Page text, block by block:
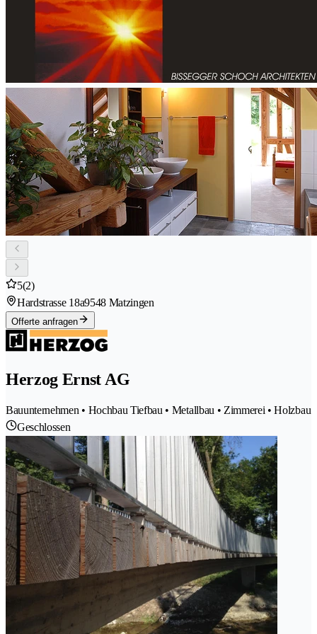
5(2)
Hardstrasse 18a9548 Matzingen
Offerte anfragen
Herzog Ernst AG
Bauunternehmen • Hochbau Tiefbau • Metallbau • Zimmerei • Holzbau
Geschlossen